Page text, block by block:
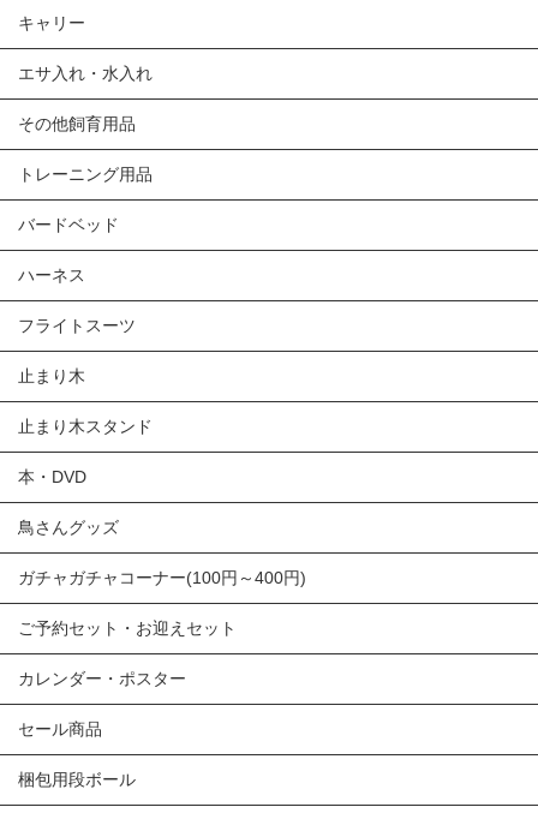
キャリー
エサ入れ・水入れ
その他飼育用品
トレーニング用品
バードベッド
ハーネス
フライトスーツ
止まり木
止まり木スタンド
本・DVD
鳥さんグッズ
ガチャガチャコーナー(100円～400円)
ご予約セット・お迎えセット
カレンダー・ポスター
セール商品
梱包用段ボール